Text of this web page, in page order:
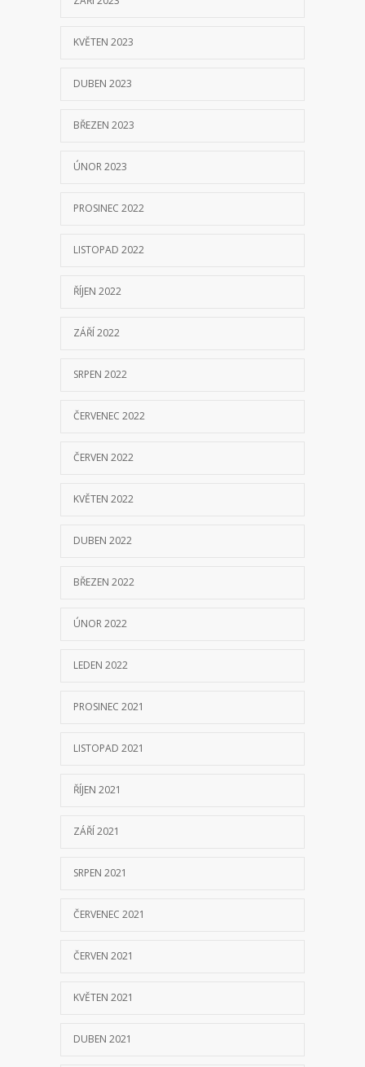
KVĚTEN 2023
DUBEN 2023
BŘEZEN 2023
ÚNOR 2023
PROSINEC 2022
LISTOPAD 2022
ŘÍJEN 2022
ZÁŘÍ 2022
SRPEN 2022
ČERVENEC 2022
ČERVEN 2022
KVĚTEN 2022
DUBEN 2022
BŘEZEN 2022
ÚNOR 2022
LEDEN 2022
PROSINEC 2021
LISTOPAD 2021
ŘÍJEN 2021
ZÁŘÍ 2021
SRPEN 2021
ČERVENEC 2021
ČERVEN 2021
KVĚTEN 2021
DUBEN 2021